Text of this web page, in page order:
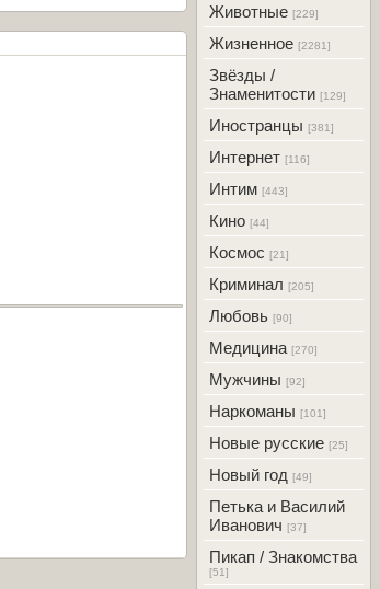
Животные [229]
Жизненное [2281]
Звёзды /
Знаменитости [129]
Иностранцы [381]
Интернет [116]
Интим [443]
Кино [44]
Космос [21]
Криминал [205]
Любовь [90]
Медицина [270]
Мужчины [92]
Наркоманы [101]
Новые русские [25]
Новый год [49]
Петька и Василий
Иванович [37]
Пикап / Знакомства
[51]